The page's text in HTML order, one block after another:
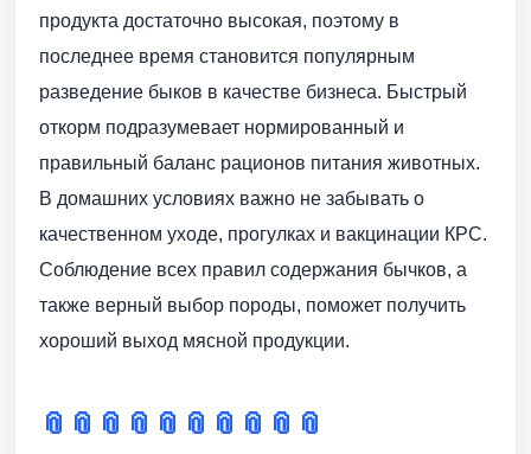
продукта достаточно высокая, поэтому в
последнее время становится популярным
разведение быков в качестве бизнеса. Быстрый
откорм подразумевает нормированный и
правильный баланс рационов питания животных.
В домашних условиях важно не забывать о
качественном уходе, прогулках и вакцинации КРС.
Соблюдение всех правил содержания бычков, а
также верный выбор породы, поможет получить
хороший выход мясной продукции.
📎 📎 📎 📎 📎 📎 📎 📎 📎 📎